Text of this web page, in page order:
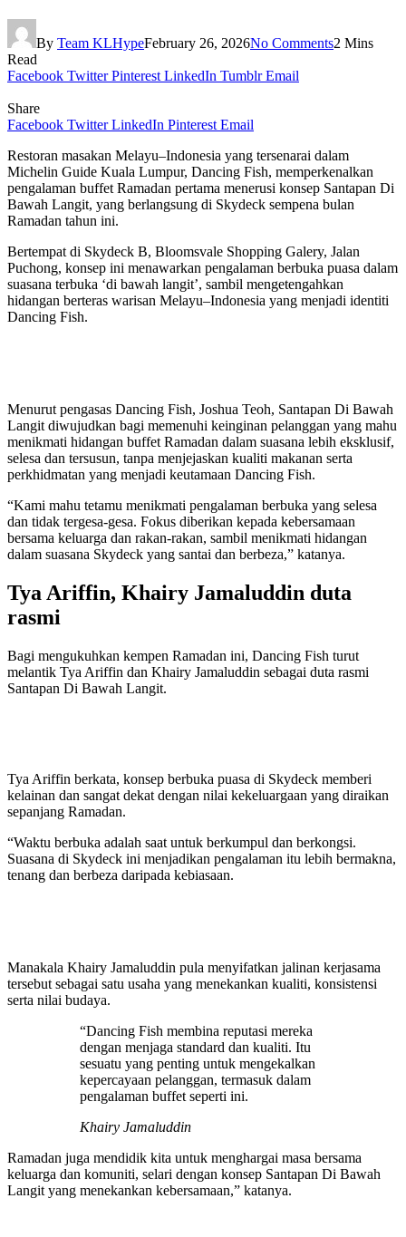
By Team KLHypeFebruary 26, 2026No Comments2 Mins
Read
Facebook Twitter Pinterest LinkedIn Tumblr Email
Share
Facebook Twitter LinkedIn Pinterest Email
Restoran masakan Melayu–Indonesia yang tersenarai dalam
Michelin Guide Kuala Lumpur, Dancing Fish, memperkenalkan
pengalaman buffet Ramadan pertama menerusi konsep Santapan Di
Bawah Langit, yang berlangsung di Skydeck sempena bulan
Ramadan tahun ini.
Bertempat di Skydeck B, Bloomsvale Shopping Galery, Jalan
Puchong, konsep ini menawarkan pengalaman berbuka puasa dalam
suasana terbuka ‘di bawah langit’, sambil mengetengahkan
hidangan berteras warisan Melayu–Indonesia yang menjadi identiti
Dancing Fish.
Menurut pengasas Dancing Fish, Joshua Teoh, Santapan Di Bawah
Langit diwujudkan bagi memenuhi keinginan pelanggan yang mahu
menikmati hidangan buffet Ramadan dalam suasana lebih eksklusif,
selesa dan tersusun, tanpa menjejaskan kualiti makanan serta
perkhidmatan yang menjadi keutamaan Dancing Fish.
“Kami mahu tetamu menikmati pengalaman berbuka yang selesa
dan tidak tergesa-gesa. Fokus diberikan kepada kebersamaan
bersama keluarga dan rakan-rakan, sambil menikmati hidangan
dalam suasana Skydeck yang santai dan berbeza,” katanya.
Tya Ariffin, Khairy Jamaluddin duta
rasmi
Bagi mengukuhkan kempen Ramadan ini, Dancing Fish turut
melantik Tya Ariffin dan Khairy Jamaluddin sebagai duta rasmi
Santapan Di Bawah Langit.
Tya Ariffin berkata, konsep berbuka puasa di Skydeck memberi
kelainan dan sangat dekat dengan nilai kekeluargaan yang diraikan
sepanjang Ramadan.
“Waktu berbuka adalah saat untuk berkumpul dan berkongsi.
Suasana di Skydeck ini menjadikan pengalaman itu lebih bermakna,
tenang dan berbeza daripada kebiasaan.
Manakala Khairy Jamaluddin pula menyifatkan jalinan kerjasama
tersebut sebagai satu usaha yang menekankan kualiti, konsistensi
serta nilai budaya.
“Dancing Fish membina reputasi mereka
dengan menjaga standard dan kualiti. Itu
sesuatu yang penting untuk mengekalkan
kepercayaan pelanggan, termasuk dalam
pengalaman buffet seperti ini.
Khairy Jamaluddin
Ramadan juga mendidik kita untuk menghargai masa bersama
keluarga dan komuniti, selari dengan konsep Santapan Di Bawah
Langit yang menekankan kebersamaan,” katanya.